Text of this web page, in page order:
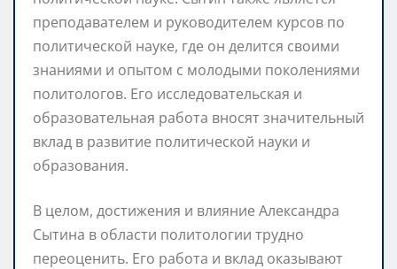
преподавателем и руководителем курсов по
политической науке, где он делится своими
знаниями и опытом с молодыми поколениями
политологов. Его исследовательская и
образовательная работа вносят значительный
вклад в развитие политической науки и
образования.
В целом, достижения и влияние Александра
Сытина в области политологии трудно
переоценить. Его работа и вклад оказывают